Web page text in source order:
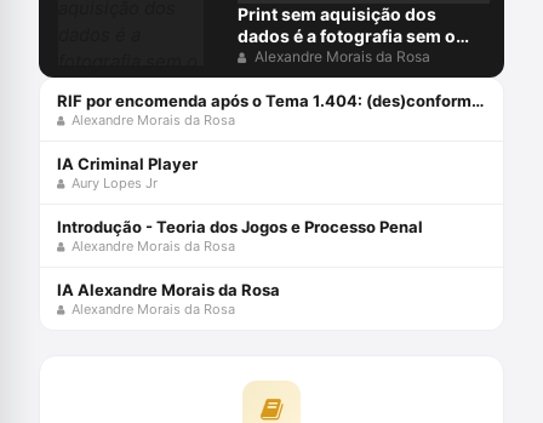
Print sem aquisição dos
dados é a fotografia sem o
negativo
Alexandre Morais da Rosa
RIF por encomenda após o Tema 1.404: (des)conformidades
Alexandre Morais da Rosa
IA Criminal Player
Aury Lopes Jr
Introdução - Teoria dos Jogos e Processo Penal
Alexandre Morais da Rosa
IA Alexandre Morais da Rosa
Alexandre Morais da Rosa